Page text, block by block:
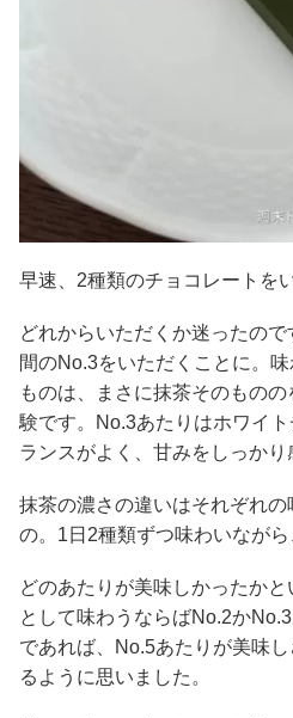
早速、2種類のチョコレートを
どれからいただくか迷ったの
間のNo.3をいただくことに。
ものは、まさに抹茶そのもの
験です。No.3あたりはホワイ
ランスがよく、甘みをしっかり
抹茶の濃さの違いはそれぞれ
の。1日2種類ずつ味わいながら
どのあたりが美味しかったか
として味わうならばNo.2か
であれば、No.5あたりが美味
るように思いました。